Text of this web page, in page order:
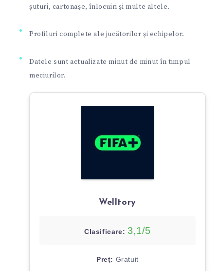
șuturi, cartonașe, înlocuiri și multe altele.
Profiluri complete ale jucătorilor și echipelor.
Datele sunt actualizate minut de minut în timpul
meciurilor.
Welltory
Clasificare: 3,1/5
Preţ: Gratuit